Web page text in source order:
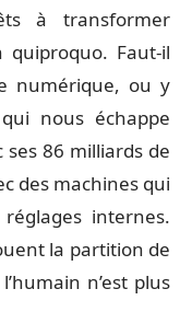
à transformer
Faut-il
numérique, ou y
nous échappe
86 milliards de
des machines qui
internes.
la partition de
n’est plus